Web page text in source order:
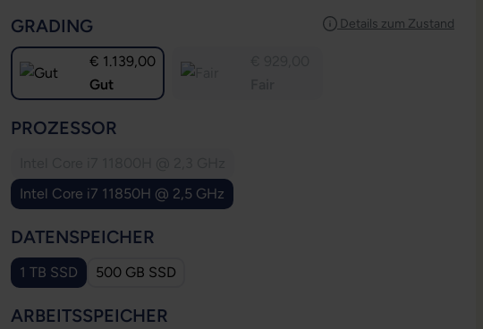
Details zum Zustand
GRADING
€ 1.139,00
Gut
PROZESSOR
Intel Core i7 11850H @ 2,5 GHz
DATENSPEICHER
1 TB SSD 500 GB SSD
ARBEITSSPEICHER